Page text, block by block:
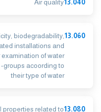
13.040
Air quality
13.060
biodegradability,
installations and
of water
groups acoording to
their type of water
13.080
properties related to